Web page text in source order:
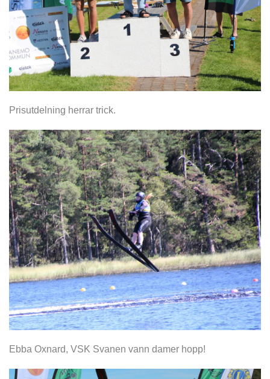
Prisutdelning herrar trick.
Ebba Oxnard, VSK Svanen vann damer hopp!